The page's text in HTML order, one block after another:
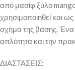
από μασίφ ξύλο
χρησιμοποιηθεί και
σχήμα της βάσης.
απλότητα και την
ΔΙΑΣΤΑΣΕΙΣ: